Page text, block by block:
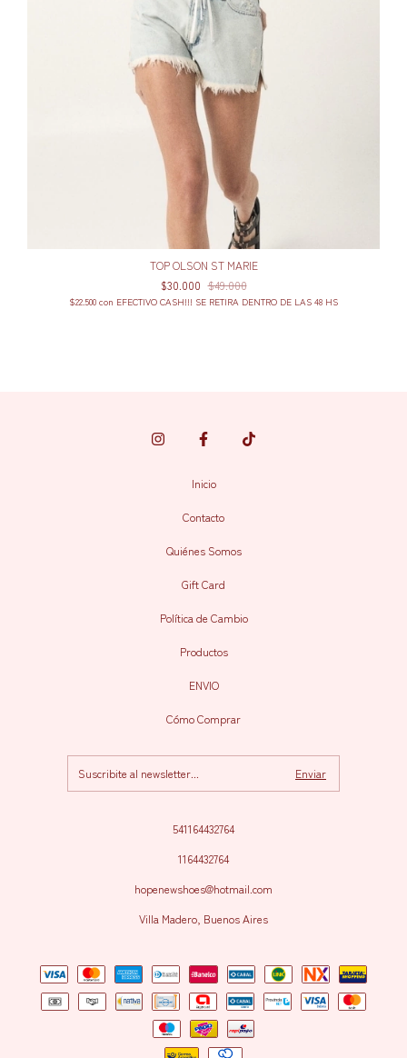
TOP OLSON ST MARIE
$30.000 $49.000
$22.500 con EFECTIVO CASH!!! SE RETIRA DENTRO DE LAS 48 HS
Inicio
Contacto
Quiénes Somos
Gift Card
Política de Cambio
Productos
ENVIO
Cómo Comprar
541164432764
1164432764
hopenewshoes@hotmail.com
Villa Madero, Buenos Aires